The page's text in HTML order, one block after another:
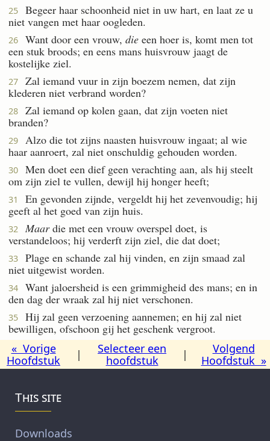
25
Begeer haar schoonheid niet in uw hart, en laat ze u
niet vangen met haar oogleden.
26 Want door een vrouw, die een hoer is, komt men tot
een stuk broods; en eens mans huisvrouw jaagt de
kostelijke ziel.
27
Zal iemand vuur in zijn boezem nemen, dat zijn
klederen niet verbrand worden?
28
Zal iemand op kolen gaan, dat zijn voeten niet
branden?
29
Alzo die tot zijns naasten huisvrouw ingaat; al wie
haar aanroert, zal niet onschuldig gehouden worden.
30
Men doet een dief geen verachting aan, als hij steelt
om zijn ziel te vullen, dewijl hij honger heeft;
31
En gevonden zijnde, vergeldt hij het zevenvoudig; hij
geeft al het goed van zijn huis.
32 Maardie met een vrouw overspel doet, is
verstandeloos; hij verderft zijn ziel, die dat doet;
33
Plage en schande zal hij vinden, en zijn smaad zal
niet uitgewist worden.
34
Want jaloersheid is een grimmigheid des mans; en in
den dag der wraak zal hij niet verschonen.
35
Hij zal geen verzoening aannemen; en hij zal niet
bewilligen, ofschoon gij het geschenk vergroot.
« Vorige
Hoofdstuk
|
Selecteer een
hoofdstuk
|
Volgend
Hoofdstuk »
This site
Downloads